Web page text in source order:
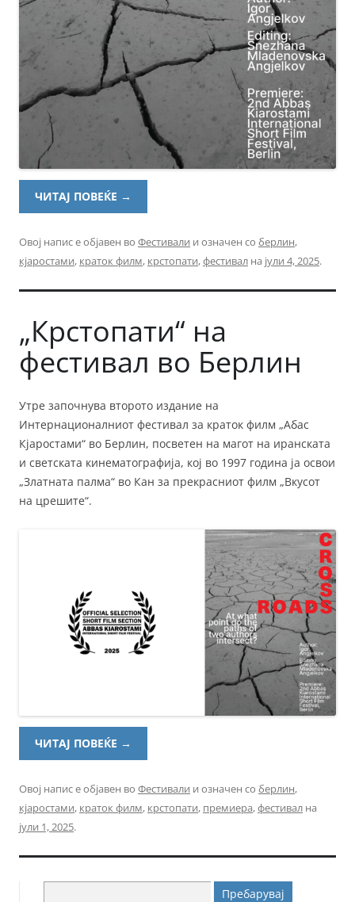
ЧИТАЈ ПОВЕЌЕ →
Овој напис е објавен во Фестивали и означен со берлин,
кјаростами, краток филм, крстопати,фестивал на јули 4, 2025.
„Крстопати“ на
фестивал во Берлин
Утре започнува второто издание на
Интернационалниот фестивал за краток филм „Абас
Кјаростами“ во Берлин, посветен на магот на иранската
и светската кинематографија, кој во 1997 година ја освои
„Златната палма“ во Кан за прекрасниот филм „Вкусот
на црешите“.
ЧИТАЈ ПОВЕЌЕ →
Овој напис е објавен во Фестивали и означен со берлин,
кјаростами, краток филм, крстопати, премиера,фестивал на
јули 1, 2025.